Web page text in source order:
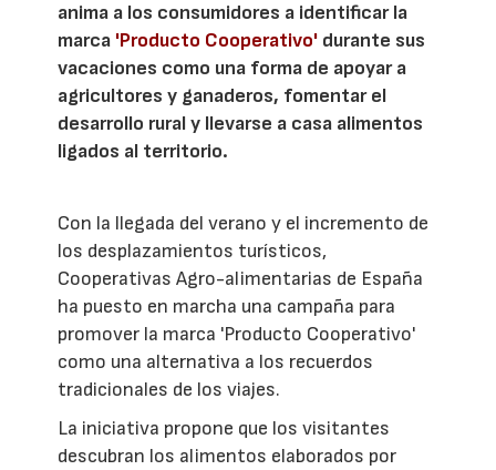
anima a los consumidores a identificar la
marca 'Producto Cooperativo' durante sus
vacaciones como una forma de apoyar a
agricultores y ganaderos, fomentar el
desarrollo rural y llevarse a casa alimentos
ligados al territorio.
Con la llegada del verano y el incremento de
los desplazamientos turísticos,
Cooperativas Agro-alimentarias de España
ha puesto en marcha una campaña para
promover la marca 'Producto Cooperativo'
como una alternativa a los recuerdos
tradicionales de los viajes.
La iniciativa propone que los visitantes
descubran los alimentos elaborados por